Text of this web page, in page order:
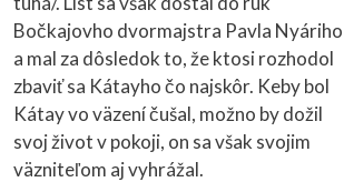
Bočkajovho dvormajstra Pavla Nyáriho
a mal za dôsledok to, že ktosi rozhodol
zbaviť sa Kátayho čo najskôr. Keby bol
Kátay vo väzení čušal, možno by dožil
svoj život v pokoji, on sa však svojim
väzniteľom aj vyhrážal.